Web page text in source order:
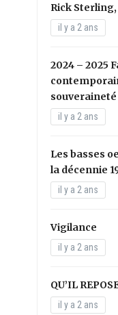
Rick
il y a 2 ans
2024 – 2025
souveraineté
il y a 2 ans
Les basses
la décennie
il y a 2 ans
Vigilance
il y a 2 ans
QU’IL
il y a 2 ans